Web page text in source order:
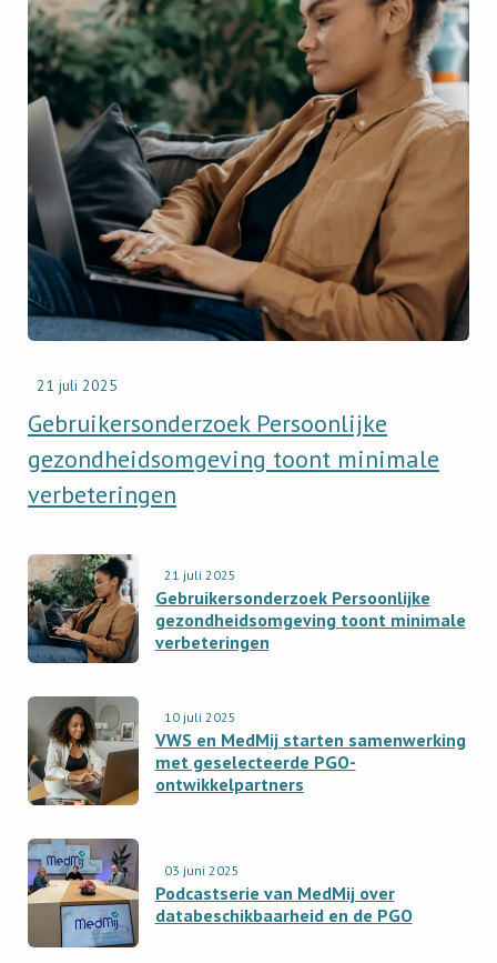
21 juli 2025
Gebruikersonderzoek Persoonlijke
gezondheidsomgeving toont minimale
verbeteringen
Gebruikersonderzoek
Persoonlijke
gezondheidsomgeving
toont
minimale
verbeteringen
21 juli 2025
Gebruikersonderzoek Persoonlijke
gezondheidsomgeving toont minimale
verbeteringen
Read
newsitem
Gebruikersonderzoek
Persoonlijke
toont
minimale
verbeteringen
10 juli 2025
VWS en MedMij starten samenwerking
met geselecteerde PGO-
ontwikkelpartners
Read
newsitem
VWS
en
starten
samenwerking
met
geselecteerde
PGO-
03 juni 2025
Podcastserie van MedMij over
databeschikbaarheid en de PGO
Read
newsitem
Podcastserie